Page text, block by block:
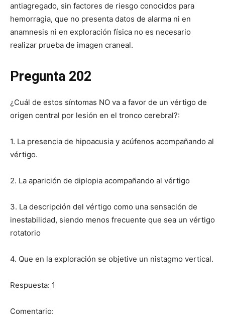
antiagregado, sin factores de riesgo conocidos para
hemorragia, que no presenta datos de alarma ni en
anamnesis ni en exploración física no es necesario
realizar prueba de imagen craneal.
Pregunta 202
¿Cuál de estos síntomas NO va a favor de un vértigo de
origen central por lesión en el tronco cerebral?:
1. La presencia de hipoacusia y acúfenos acompañando al
vértigo.
2. La aparición de diplopia acompañando al vértigo
3. La descripción del vértigo como una sensación de
inestabilidad, siendo menos frecuente que sea un vértigo
rotatorio
4. Que en la exploración se objetive un nistagmo vertical.
Respuesta: 1
Comentario: